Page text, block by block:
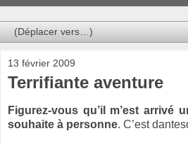
13 février 2009
Terrifiante aventure
Figurez-vous qu’il m’est arrivé
souhaite à personne. C’est